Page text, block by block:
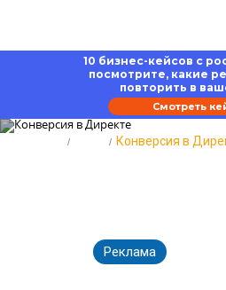
10 бизнес-кейсов с
посмотрите, какие
повторить в
Смотреть
Конверсия в
Реклама